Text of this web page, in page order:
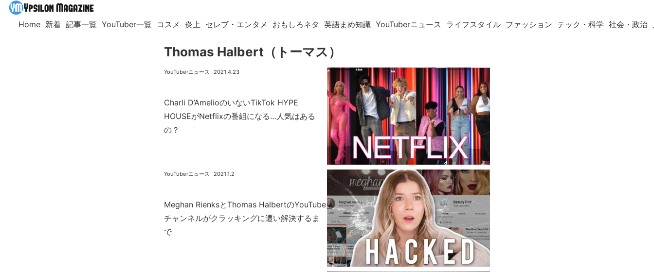
Home 新着 記事一覧 YouTuber一覧 コスメ 炎上 セレブ・エンタメ おもしろネタ 英語まめ知識 YouTuberニュース ライフスタイル ファッション テック・科学 社会・政治
Thomas Halbert（トーマス）
Charli D’AmelioのいないTikTok HYPE
HOUSEがNetflixの番組になる…人気はある
の？
2021.4.23
YouTuberニュース
Meghan RienksとThomas HalbertのYouTube
チャンネルがクラッキングに遭い解決するま
で
2021.1.2
YouTuberニュース